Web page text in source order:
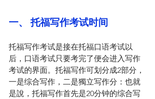
一、 托福写作考试时间
托福写作考试是接在托福口语考试以
后，口语考试只要考完了便会进入写作
考试的界面。托福写作可划分成2部分，
一是综合写作，二是獨立写作分：也就
是說，托福写作首先是20分钟的综合写